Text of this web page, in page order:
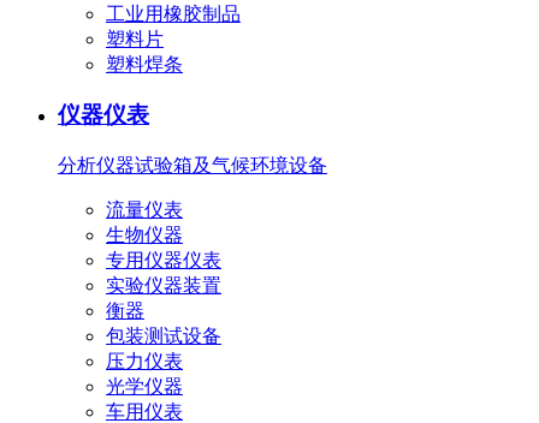
工业用橡胶制品
塑料片
塑料焊条
仪器仪表
分析仪器试验箱及气候环境设备
流量仪表
生物仪器
专用仪器仪表
实验仪器装置
衡器
包装测试设备
压力仪表
光学仪器
车用仪表